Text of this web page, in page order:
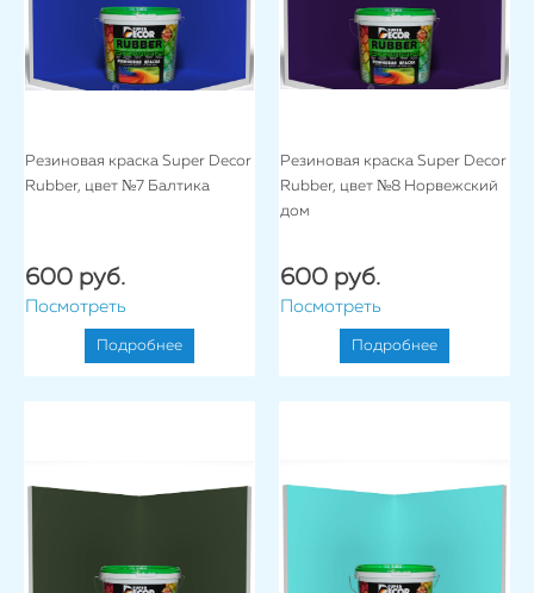
Резиновая краска Super Decor
Rubber, цвет №7 Балтика
600 руб.
Посмотреть
Подробнее
Резиновая краска Super Decor
Rubber, цвет №8 Норвежский
дом
600 руб.
Посмотреть
Подробнее